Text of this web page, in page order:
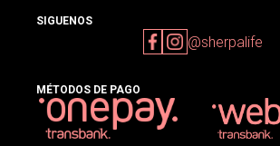
SIGUENOS
@sherpalife
MÉTODOS DE PAGO